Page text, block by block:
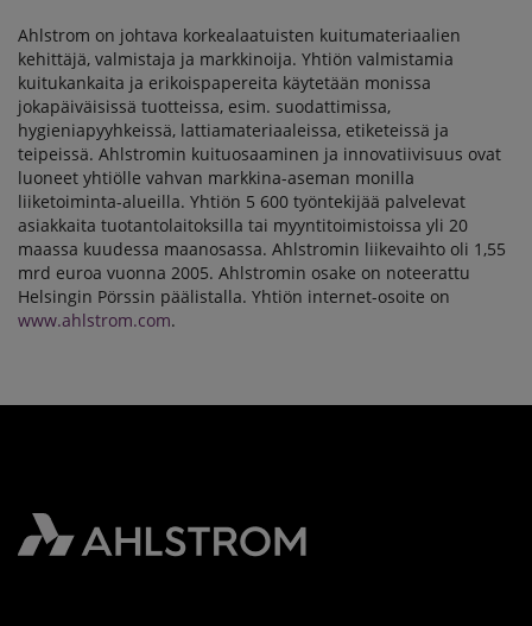
Ahlstrom on johtava korkealaatuisten kuitumateriaalien
kehittäjä, valmistaja ja markkinoija. Yhtiön valmistamia
kuitukankaita ja erikoispapereita käytetään monissa
jokapäiväisissä tuotteissa, esim. suodattimissa,
hygieniapyyhkeissä, lattiamateriaaleissa, etiketeissä ja
teipeissä. Ahlstromin kuituosaaminen ja innovatiivisuus ovat
luoneet yhtiölle vahvan markkina-aseman monilla
liiketoiminta-alueilla. Yhtiön 5 600 työntekijää palvelevat
asiakkaita tuotantolaitoksilla tai myyntitoimistoissa yli 20
maassa kuudessa maanosassa. Ahlstromin liikevaihto oli 1,55
mrd euroa vuonna 2005. Ahlstromin osake on noteerattu
Helsingin Pörssin päälistalla. Yhtiön internet-osoite on
www.ahlstrom.com.